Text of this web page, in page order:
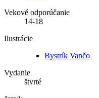
Vekové odporúčanie
14-18
Ilustrácie
Bystrík Vančo
Vydanie
štvrté